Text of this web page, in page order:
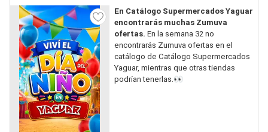
En Catálogo Supermercados Yaguar
encontrarás muchas Zumuva
ofertas. En la semana 32 no
encontrarás Zumuva ofertas en el
catálogo de Catálogo Supermercados
Yaguar, mientras que otras tiendas
podrían tenerlas.👀